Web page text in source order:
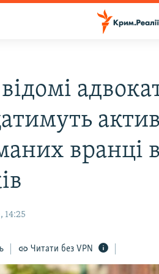
вранці
14:25
Читати без VPN